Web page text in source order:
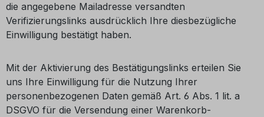
die angegebene Mailadresse versandten
Verifizierungslinks ausdrücklich Ihre diesbezügliche
Einwilligung bestätigt haben.
Mit der Aktivierung des Bestätigungslinks erteilen Sie
uns Ihre Einwilligung für die Nutzung Ihrer
personenbezogenen Daten gemäß Art. 6 Abs. 1 lit. a
DSGVO für die Versendung einer Warenkorb-